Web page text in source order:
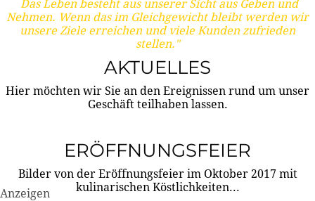
Das Leben besteht aus unserer Sicht aus Geben und
Nehmen. Wenn das im Gleichgewicht bleibt werden wir
unsere Ziele erreichen und viele Kunden zufrieden
stellen."
AKTUELLES
Hier möchten wir Sie an den Ereignissen rund um unser
Geschäft teilhaben lassen.
ERÖFFNUNGSFEIER
Bilder von der Eröffnungsfeier im Oktober 2017 mit
kulinarischen Köstlichkeiten...
Anzeigen